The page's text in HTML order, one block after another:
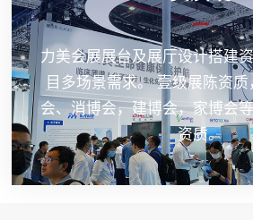
力美会展展台及展厅设计搭建
目多场景需求。 壹级展陈资
会、消博会，建博会，家博会
资质。